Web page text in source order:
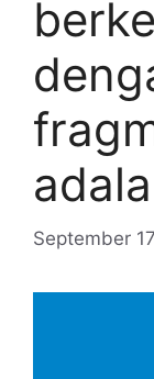
September